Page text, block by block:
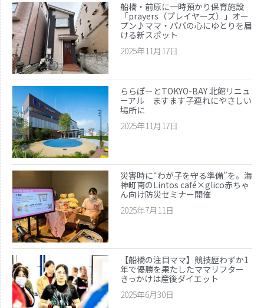
船橋・前原に一時預かり保育施設
「prayers（プレイヤーズ）」オー
プン♪ママ・パパの心にゆとりを届
ける新スポット
2025年11月17日
ららぽーとTOKYO-BAY 北館リニュ
ーアル ますます子連れにやさしい
場所に
2025年11月17日
災害時に“わが子を守る準備”を。海
神町南のLintos café×glico赤ちゃ
ん向け防災セミナー開催
2025年7月11日
【船橋の注目ママ】競技歴わずか1
年で優勝を果たしたママリフター
きっかけは産後ダイエット
2025年6月30日